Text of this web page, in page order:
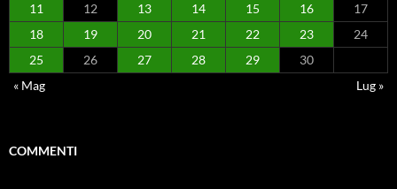
11
12 13 14 15 16
17
18
19 20 21 22 23
24
25
26 27 28 29
30
« Mag
Lug »
COMMENTI